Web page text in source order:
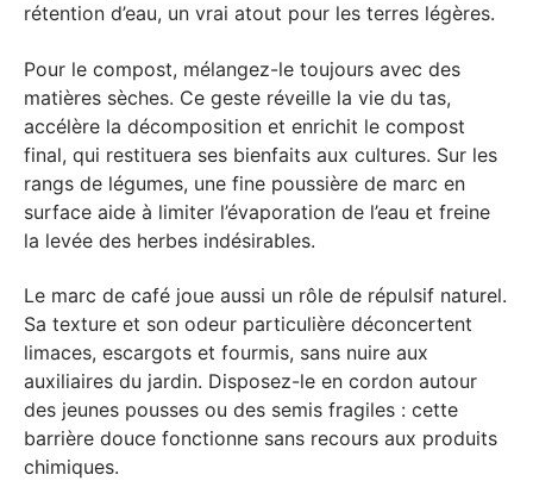
rétention d’eau, un vrai atout pour les terres légères.
Pour le compost, mélangez-le toujours avec des
matières sèches. Ce geste réveille la vie du tas,
accélère la décomposition et enrichit le compost
final, qui restituera ses bienfaits aux cultures. Sur les
rangs de légumes, une fine poussière de marc en
surface aide à limiter l’évaporation de l’eau et freine
la levée des herbes indésirables.
Le marc de café joue aussi un rôle de répulsif naturel.
Sa texture et son odeur particulière déconcertent
limaces, escargots et fourmis, sans nuire aux
auxiliaires du jardin. Disposez-le en cordon autour
des jeunes pousses ou des semis fragiles : cette
barrière douce fonctionne sans recours aux produits
chimiques.